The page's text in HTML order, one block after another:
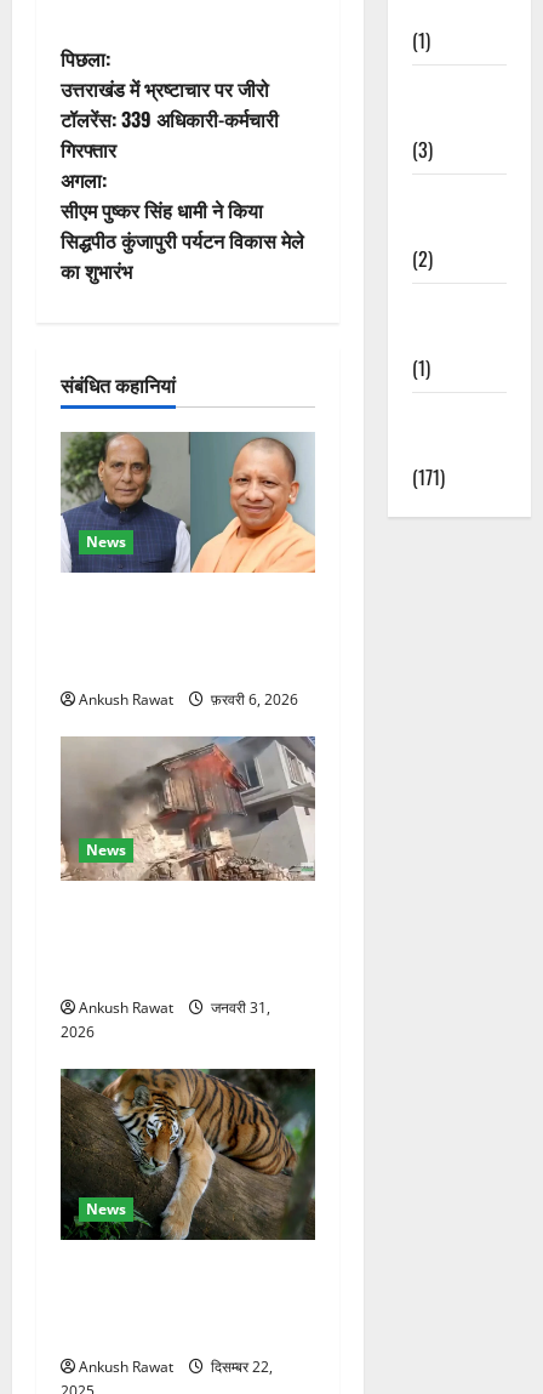
पो
स्ट
ने
वि
गे
न
पिछला:
उत्तराखंड में भ्रष्टाचार पर जीरो
टॉलरेंस: 339 अधिकारी-कर्मचारी
गिरफ्तार
अगला:
सीएम पुष्कर सिंह धामी ने किया
सिद्धपीठ कुंजापुरी पर्यटन विकास मेले
का शुभारंभ
संबंधित कहानियां
News
Ankush Rawat फ़रवरी 6, 2026
News
Ankush Rawat
जनवरी 31,
2026
News
Ankush Rawat
दिसम्बर 22,
(1)
(3)
(2)
(1)
(171)